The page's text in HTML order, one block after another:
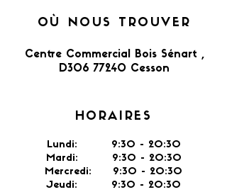
OÙ NOUS TROUVER
Centre Commercial Bois Sénart ,
D306 77240 Cesson​
HORAIRES
Lundi: 9:30 - 20:30
Mardi: 9:30 - 20:30
Mercredi: 9:30 - 20:30
Jeudi: 9:30 - 20:30